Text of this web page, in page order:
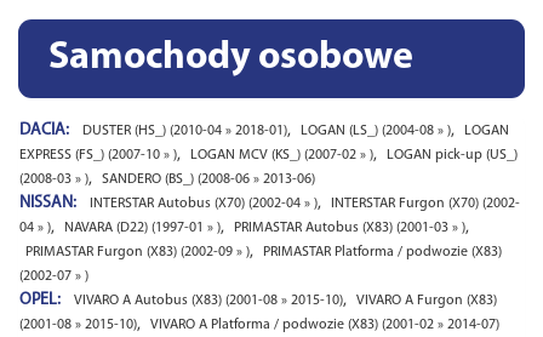
Samochody osobowe
DACIA: DUSTER (HS_) (2010-04 » 2018-01), LOGAN (LS_) (2004-08 » ),
LOGAN
EXPRESS (FS_) (2007-10 » ), LOGAN MCV (KS_) (2007-02 » ),
LOGAN pick-up (US_)
(2008-03 » ), SANDERO (BS_) (2008-06 » 2013-06)
NISSAN: INTERSTAR Autobus (X70) (2002-04 » ),
INTERSTAR Furgon (X70) (2002-
04 » ), NAVARA (D22) (1997-01 » ), PRIMASTAR Autobus (X83) (2001-03 » ),
PRIMASTAR Furgon (X83) (2002-09 » ),
PRIMASTAR Platforma / podwozie (X83)
(2002-07 » )
OPEL: VIVARO A Autobus (X83) (2001-08 » 2015-10),
VIVARO A Furgon (X83)
(2001-08 » 2015-10), VIVARO A Platforma / podwozie (X83) (2001-02 » 2014-07)